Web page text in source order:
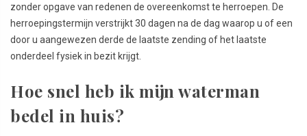
zonder opgave van redenen de overeenkomst te herroepen. De
herroepingstermijn verstrijkt 30 dagen na de dag waarop u of een
door u aangewezen derde de laatste zending of het laatste
onderdeel fysiek in bezit krijgt.
Hoe snel heb ik mijn waterman
bedel in huis?